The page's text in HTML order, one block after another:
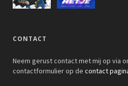
CONTACT
Neem gerust contact met mij op via
contactformulier op de contact